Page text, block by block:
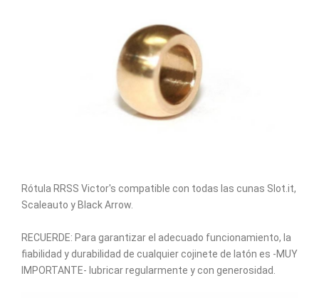
Rótula RRSS Victor's compatible con todas las cunas Slot.it,
Scaleauto y Black Arrow.
RECUERDE: Para garantizar el adecuado funcionamiento, la
fiabilidad y durabilidad de cualquier cojinete de latón es -MUY
IMPORTANTE- lubricar regularmente y con generosidad.